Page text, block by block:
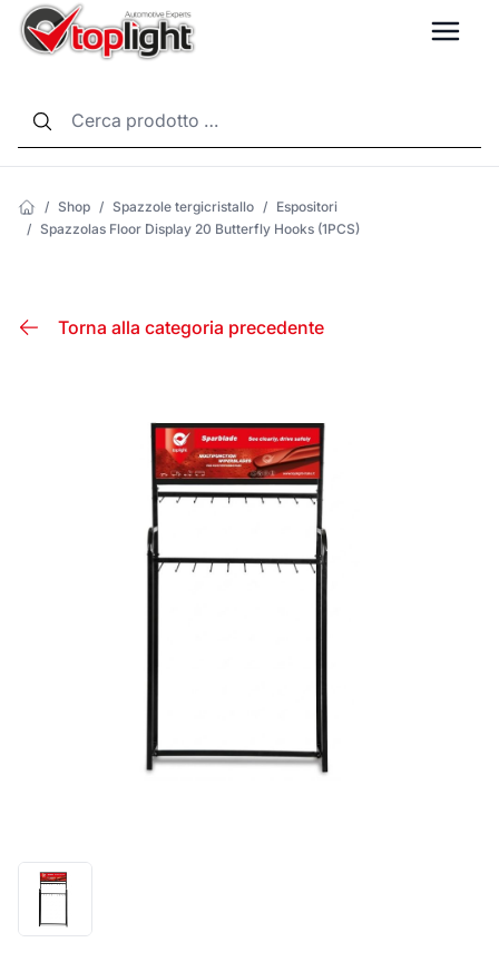
/ Shop / Spazzole tergicristallo / Espositori
/ Spazzolas Floor Display 20 Butterfly Hooks (1PCS)
Torna alla categoria precedente